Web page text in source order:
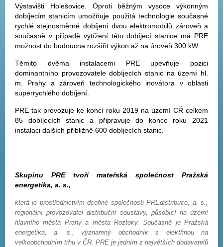
Výstavišti Holešovice. Oproti běžným vysoce výkonným
dobíjecím stanicím umožňuje použitá technologie současné
rychlé stejnosměrné dobíjení dvou elektromobilů zároveň a
současně v případě vytížení této dobíjecí stanice má PRE
možnost do budoucna rozšířit výkon až na úroveň 300 kW.
Těmito dvěma instalacemi PRE upevňuje pozici
dominantního provozovatele dobíjecích stanic na území hl.
m. Prahy a zároveň technologického inovátora v oblasti
superrychlého dobíjení.
PRE tak provozuje ke konci roku 2019 na území CŘ celkem
85 dobíjecích stanic a připravuje do konce roku 2021
instalaci dalších přibližně 600 dobíjecích stanic.
Skupinu PRE tvoří mateřská společnost Pražská
energetika, a. s.,
která je prostřednictvím dceřiné společnosti PREdistribuce, a. s.,
regionální provozovatel distribuční soustavy, působící na území
hlavního města Prahy a města Roztoky. Současně je Pražská
energetika, a. s., významný obchodník s elektřinou na
velkoobchodním trhu v ČR. PRE je jedním z největších dodavatelů